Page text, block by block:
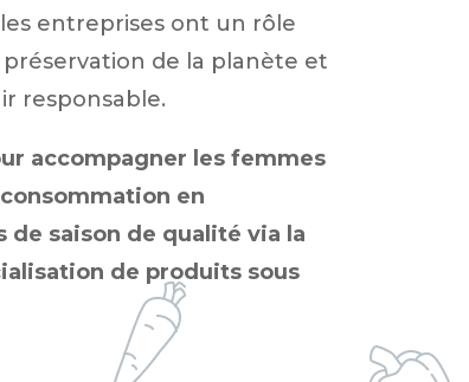
entreprises ont un rôle
de la planète et
responsable.
accompagner les femmes
en
saison de qualité via la
de produits sous